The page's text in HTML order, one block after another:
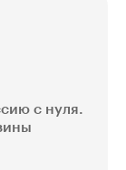
с нуля.